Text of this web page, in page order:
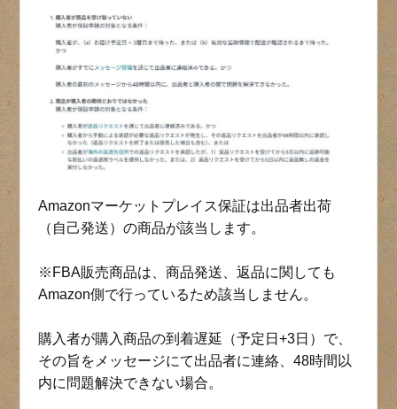
Amazonマーケットプレイス保証は出品者出荷
（自己発送）の商品が該当します。
※FBA販売商品は、商品発送、返品に関しても
Amazon側で行っているため該当しません。
購入者が購入商品の到着遅延（予定日+3日）で、
その旨をメッセージにて出品者に連絡、48時間以
内に問題解決できない場合。